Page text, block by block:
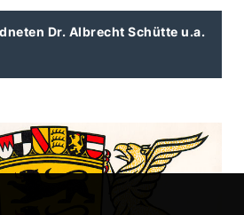
Dr. Albrecht Schütte u.a.